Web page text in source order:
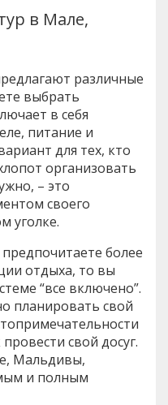
в Мале,
различные
выбрать
в себя
питание и
для тех, кто
организовать
– это
своего
уголке.
более
отдыха, то вы
“все включено”.
планировать свой
свой досуг.
Мальдивы,
и полным